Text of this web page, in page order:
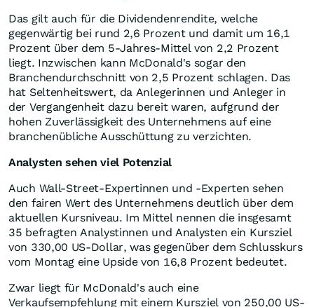
Das gilt auch für die Dividendenrendite, welche
gegenwärtig bei rund 2,6 Prozent und damit um 16,1
Prozent über dem 5-Jahres-Mittel von 2,2 Prozent
liegt. Inzwischen kann McDonald's sogar den
Branchendurchschnitt von 2,5 Prozent schlagen. Das
hat Seltenheitswert, da Anlegerinnen und Anleger in
der Vergangenheit dazu bereit waren, aufgrund der
hohen Zuverlässigkeit des Unternehmens auf eine
branchenübliche Ausschüttung zu verzichten.
Analysten sehen viel Potenzial
Auch Wall-Street-Expertinnen und -Experten sehen
den fairen Wert des Unternehmens deutlich über dem
aktuellen Kursniveau. Im Mittel nennen die insgesamt
35 befragten Analystinnen und Analysten ein Kursziel
von 330,00 US-Dollar, was gegenüber dem Schlusskurs
vom Montag eine Upside von 16,8 Prozent bedeutet.
Zwar liegt für McDonald's auch eine
Verkaufsempfehlung mit einem Kursziel von 250,00 US-